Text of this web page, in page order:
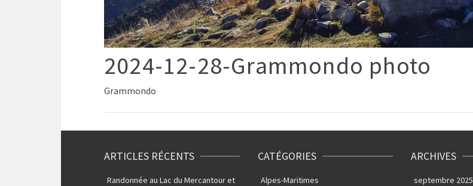
2024-12-28-Grammondo photo
Grammondo
ARTICLES RÉCENTS
Randonnée au Lac du Mercantour et
CATÉGORIES
Alpes-Maritimes
ARCHIVES
septembre 2025